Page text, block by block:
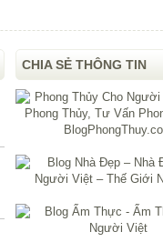
CHIA SẺ THÔNG TIN